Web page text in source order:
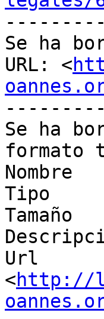
Se ha
URL: <
Se ha
formato
Tipo
Tamaño
Url
<http://